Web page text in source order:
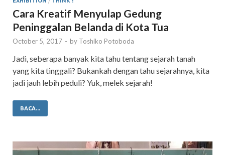
Cara Kreatif Menyulap Gedung
Peninggalan Belanda di Kota Tua
October 5, 2017 - by Toshiko Potoboda
Jadi, seberapa banyak kita tahu tentang sejarah tanah
yang kita tinggali? Bukankah dengan tahu sejarahnya, kita
jadi jauh lebih peduli? Yuk, melek sejarah!
BACA...